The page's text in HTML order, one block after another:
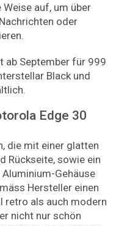
auf, um über
oder
ab September für 999
Black und
Edge 30
die mit einer glatten
Rückseite, sowie ein
Gehäuse
Hersteller einen
retro als auch modern
nicht nur schön